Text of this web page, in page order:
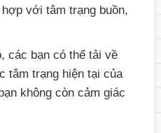
hợp với tâm trạng buồn,
, các bạn có thể tải về
tâm trạng hiện tại của
không còn cảm giác